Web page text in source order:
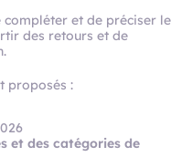
et de préciser le
des retours et de
proposés :
et des catégories de